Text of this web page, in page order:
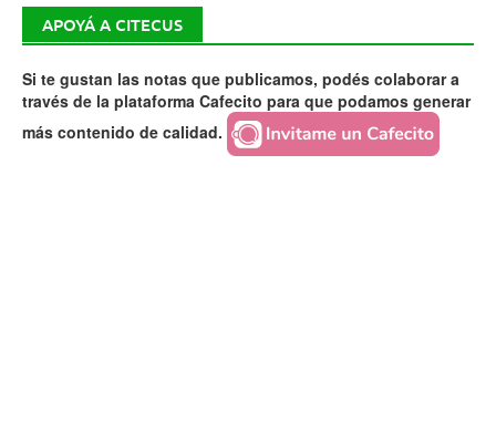
APOYÁ A CITECUS
Si te gustan las notas que publicamos, podés colaborar a
través de la plataforma Cafecito para que podamos generar
más contenido de calidad.